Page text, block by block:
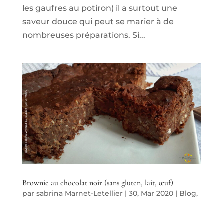
les gaufres au potiron) il a surtout une
saveur douce qui peut se marier à de
nombreuses préparations. Si...
Brownie au chocolat noir (sans gluten, lait, œuf)
par sabrina Marnet-Letellier| 30, Mar 2020| Blog,